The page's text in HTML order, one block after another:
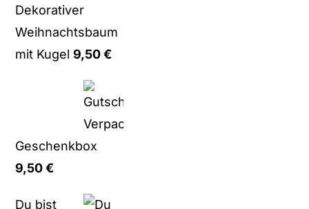
Dekorativer
Weihnachtsbaum
mit Kugel 9,50€
Geschenkbox
9,50€
Du bist